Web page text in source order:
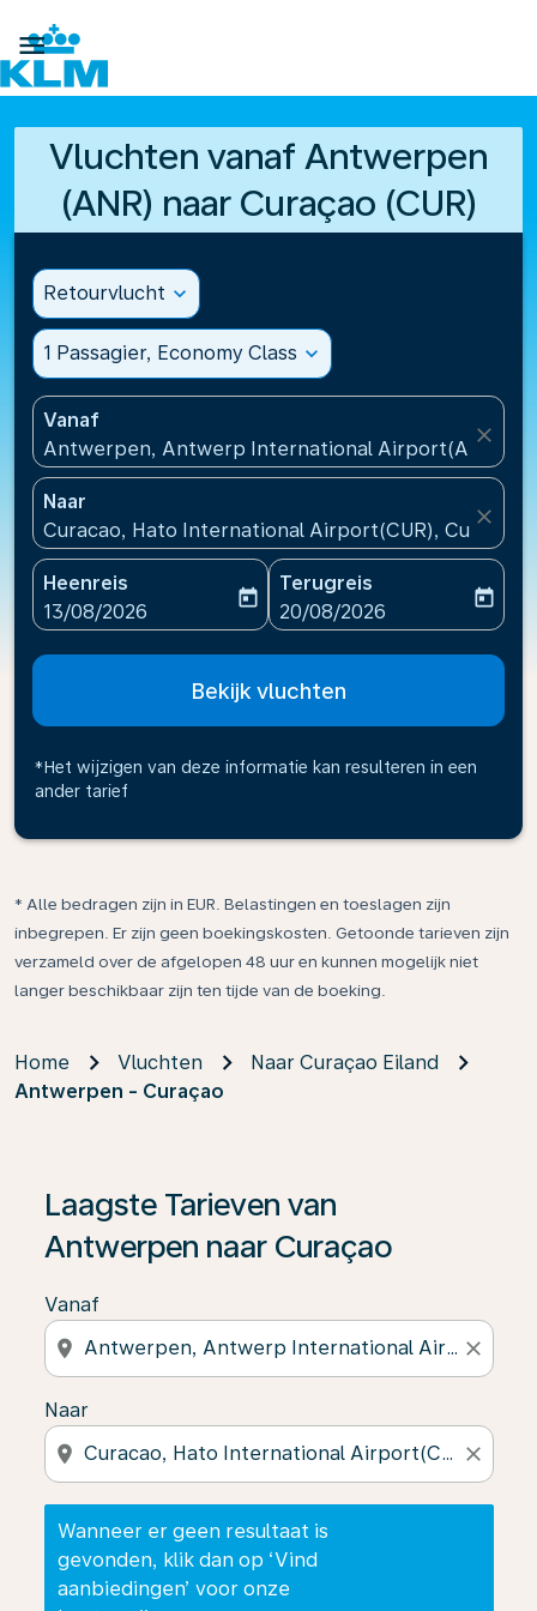

Vluchten vanaf Antwerpen
(ANR) naar Curaçao (CUR)
Retourvlucht expand_more
1 Passagier, Economy Class expand_more
Vanaf
Antwerpen, Antwerp International Airport(ANR),
close
Naar
Curacao, Hato International Airport(CUR), Curacao
close
Heenreis
fc-booking-departure-date-aria-label
13/08/2026
today
Terugreis
fc-booking-return-date-
20/08/2026
today
Bekijk vluchten
*Het wijzigen van deze informatie kan resulteren in een
ander tarief
* Alle bedragen zijn in EUR. Belastingen en toeslagen zijn
inbegrepen. Er zijn geen boekingskosten. Getoonde tarieven zijn
verzameld over de afgelopen 48 uur en kunnen mogelijk niet
langer beschikbaar zijn ten tijde van de boeking.
Home Vluchten
Naar Curaçao Eiland
Antwerpen - Curaçao
Laagste Tarieven van
Antwerpen naar Curaçao
Vanaf
location_on close
Naar
location_on close
Wanneer er geen resultaat is
gevonden, klik dan op ‘Vind
aanbiedingen’ voor onze
Wanneer er geen resultaat is gevonden, klik dan op